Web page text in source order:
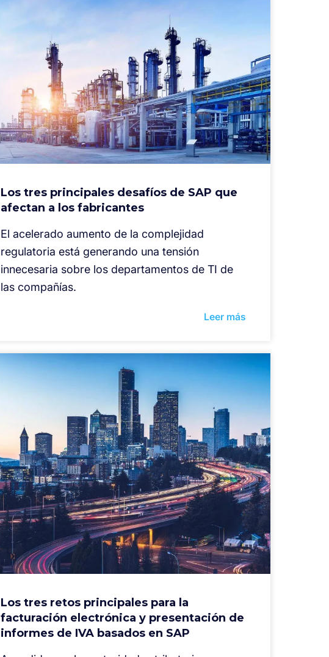
Los tres principales desafíos de SAP que
afectan a los fabricantes
El acelerado aumento de la complejidad
regulatoria está generando una tensión
innecesaria sobre los departamentos de TI de
las compañías.
Leer más
Los tres retos principales para la
facturación electrónica y presentación de
informes de IVA basados en SAP